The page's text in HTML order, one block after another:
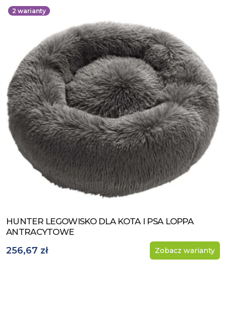
2 warianty
Zobacz produkt
HUNTER LEGOWISKO DLA KOTA I PSA LOPPA
ANTRACYTOWE
256,67 zł Zobacz warianty